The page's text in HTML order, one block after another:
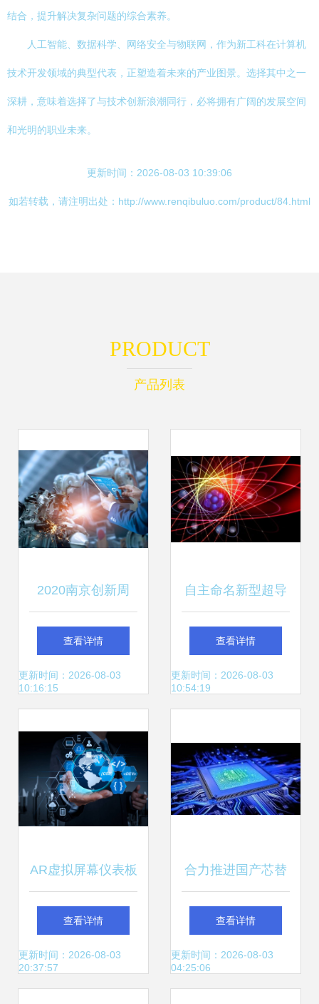
结合，提升解决复杂问题的综合素养。
人工智能、数据科学、网络安全与物联网，作为新工科在计算机
技术开发领域的典型代表，正塑造着未来的产业图景。选择其中之一
深耕，意味着选择了与技术创新浪潮同行，必将拥有广阔的发展空间
和光明的职业未来。
更新时间：2026-08-03 10:39:06
如若转载，请注明出处：http://www.renqibuluo.com/product/84.html
PRODUCT
产品列表
2020南京创新周
宁企“黑科技”让工
业数字孪生从概念
查看详情
更新时间：2026-08-03
10:16:15
自主命名新型超导
量子比特 中国量子
科技的全球里程碑
查看详情
更新时间：2026-08-03
10:54:19
AR虚拟屏幕仪表板
重塑项目管理的未
来科技
查看详情
更新时间：2026-08-03
20:37:57
合力推进国产芯替
代 四维图新与航天
机电深度协同
查看详情
更新时间：2026-08-03
04:25:06